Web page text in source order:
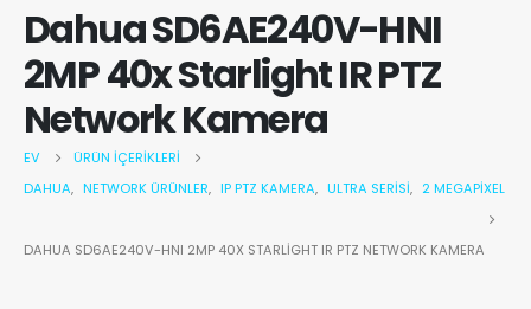
Dahua SD6AE240V-HNI
2MP 40x Starlight IR PTZ
Network Kamera
EV
ÜRÜN İÇERIKLERI
DAHUA, NETWORK ÜRÜNLER, IP PTZ KAMERA, ULTRA SERISI, 2 MEGAPIXEL
DAHUA SD6AE240V-HNI 2MP 40X STARLIGHT IR PTZ NETWORK KAMERA